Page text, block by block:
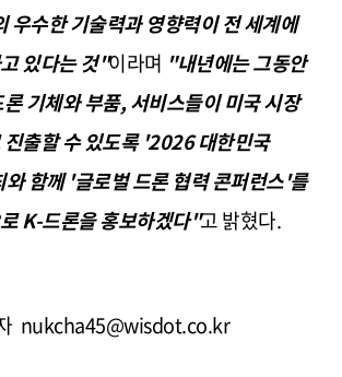
우수한 기술력과 영향력이 전 세계에
있다는 것"이라며 "내년에는 그동안
기체와 부품, 서비스들이 미국 시장
출할 수 있도록 '2026 대한민국
함께 '글로벌 드론 협력 콘퍼런스'를
K-드론을 홍보하겠다"고 밝혔다.
nukcha45@wisdot.co.kr